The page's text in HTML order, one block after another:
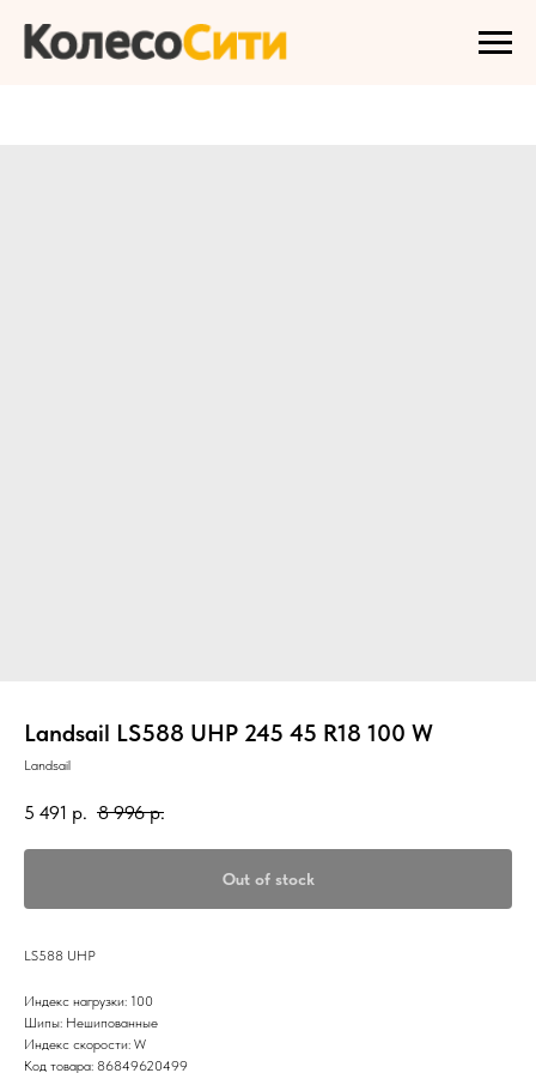
Landsail LS588 UHP 245 45 R18 100 W
Landsail
5 491 р. 8 996 р.
Out of stock
LS588 UHP
Индекс нагрузки: 100
Шипы: Нешипованные
Индекс скорости: W
Код товара: 86849620499